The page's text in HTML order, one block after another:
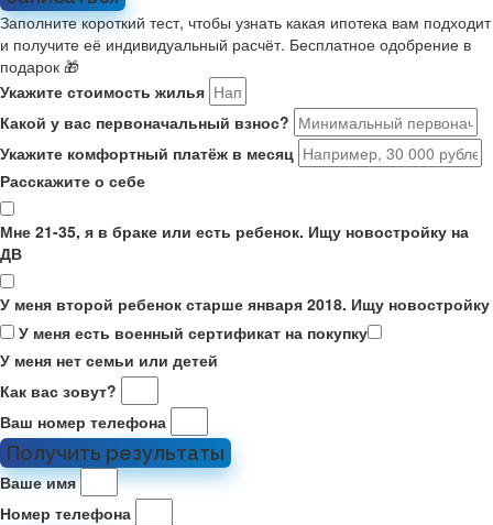
Заполните короткий тест, чтобы узнать какая ипотека вам подходит
и получите её индивидуальный расчёт. Бесплатное одобрение в
подарок 🎁
Укажите стоимость жилья
Какой у вас первоначальный взнос?
Укажите комфортный платёж в месяц
Расскажите о себе
Мне 21-35, я в браке или есть ребенок. Ищу новостройку на
ДВ
У меня второй ребенок старше января 2018. Ищу новостройку
У меня есть военный сертификат на покупку
У меня нет семьи или детей
Как вас зовут?
Ваш номер телефона
Получить результаты
Ваше имя
Номер телефона